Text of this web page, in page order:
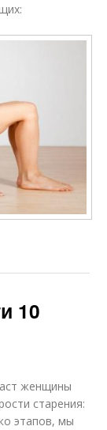
10
женщины
старения:
этапов, мы